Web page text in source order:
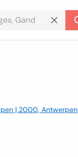
| 2000, Antwerpen